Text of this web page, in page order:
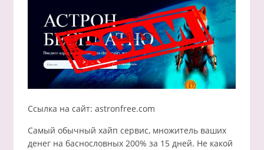
Ссылка на сайт: astronfree.com
Самый обычный хайп сервис, множитель ваших
денег на баснословных 200% за 15 дней. Не какой